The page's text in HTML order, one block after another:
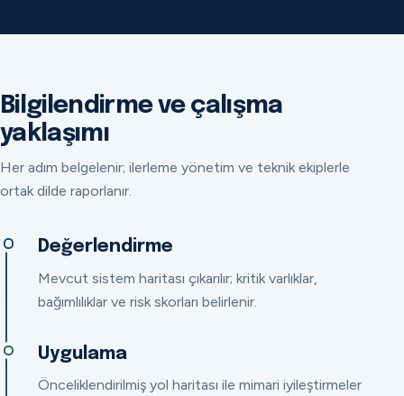
Bilgilendirme ve çalışma
yaklaşımı
Her adım belgelenir; ilerleme yönetim ve teknik ekiplerle
ortak dilde raporlanır.
Değerlendirme
Mevcut sistem haritası çıkarılır; kritik varlıklar,
bağımlılıklar ve risk skorları belirlenir.
Uygulama
Önceliklendirilmiş yol haritası ile mimari iyileştirmeler